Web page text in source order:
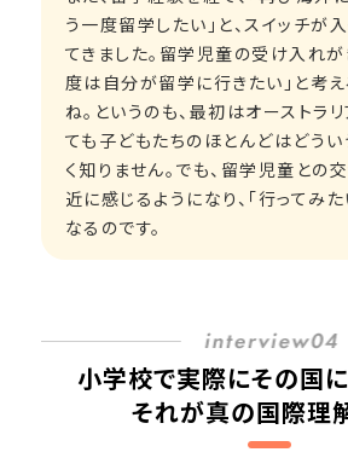
う一度留学したい」と、スイッチが
てきました。留学児童の受け入れが
度は自分が留学に行きたい」と考
ね。というのも、最初はオーストラ
ても子どもたちのほとんどはどう
く知りません。でも、留学児童との
近に感じるようになり、「行ってみ
なるのです。
小学校で実際にその国
それが真の国際理